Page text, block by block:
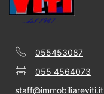
055453087
055 4564073
staff@immobiliareviti.it